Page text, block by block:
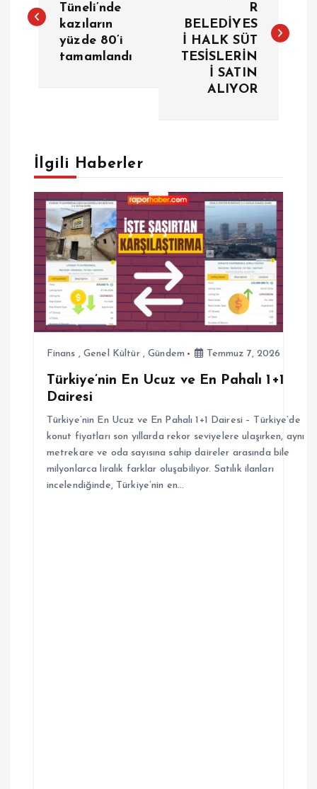
z
z
n
m
e
Tüneli’nde
kazıların
yüzde 80’i
tamamlandı
R
BELEDİYES
İ HALK SÜT
TESİSLERİN
İ SATIN
ALIYOR
İlgili Haberler
Finans ,Genel Kültür,Gündem Temmuz 7, 2026
Türkiye’nin En Ucuz ve En Pahalı 1+1
Dairesi
Türkiye’nin En Ucuz ve En Pahalı 1+1 Dairesi – Türkiye’de
konut fiyatları son yıllarda rekor seviyelere ulaşırken, aynı
metrekare ve oda sayısına sahip daireler arasında bile
milyonlarca liralık farklar oluşabiliyor. Satılık ilanları
incelendiğinde, Türkiye’nin en…